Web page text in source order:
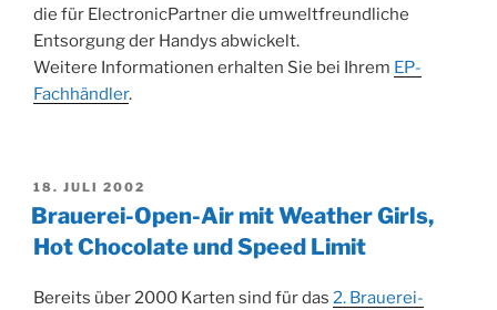
die für ElectronicPartner die umweltfreundliche
Entsorgung der Handys abwickelt.
Weitere Informationen erhalten Sie bei Ihrem EP-
Fachhändler.
VERÖFFENTLICHT
AM
18. JULI 2002
Brauerei-Open-Air mit Weather Girls,
Hot Chocolate und Speed Limit
Bereits über 2000 Karten sind für das 2. Brauerei-